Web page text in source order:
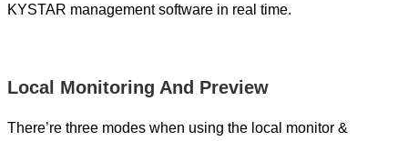
KYSTAR management software in real time.
Local Monitoring And Preview
There’re three modes when using the local monitor &